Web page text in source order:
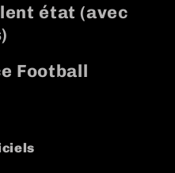
état (avec
Football